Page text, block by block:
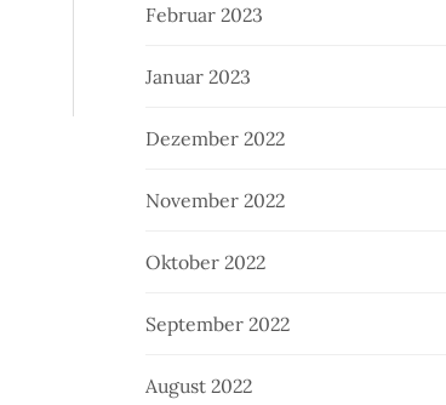
Februar 2023
Januar 2023
Dezember 2022
November 2022
Oktober 2022
September 2022
August 2022